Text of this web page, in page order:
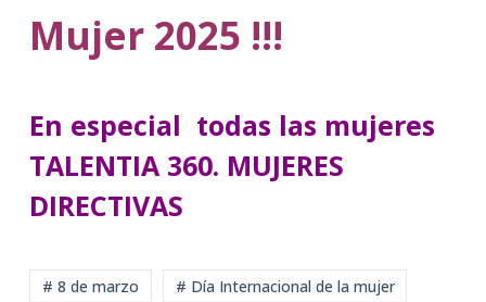
Mujer 2025 !!!
En especial todas las mujeres
TALENTIA 360. MUJERES
DIRECTIVAS
# 8 de marzo # Día Internacional de la mujer